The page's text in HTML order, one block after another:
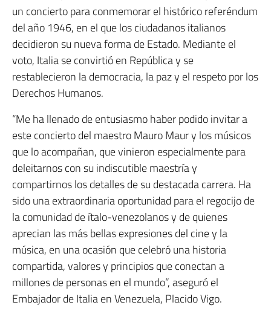
un concierto para conmemorar el histórico referéndum
del año 1946, en el que los ciudadanos italianos
decidieron su nueva forma de Estado. Mediante el
voto, Italia se convirtió en República y se
restablecieron la democracia, la paz y el respeto por los
Derechos Humanos.
“Me ha llenado de entusiasmo haber podido invitar a
este concierto del maestro Mauro Maur y los músicos
que lo acompañan, que vinieron especialmente para
deleitarnos con su indiscutible maestría y
compartirnos los detalles de su destacada carrera. Ha
sido una extraordinaria oportunidad para el regocijo de
la comunidad de ítalo-venezolanos y de quienes
aprecian las más bellas expresiones del cine y la
música, en una ocasión que celebró una historia
compartida, valores y principios que conectan a
millones de personas en el mundo”, aseguró el
Embajador de Italia en Venezuela, Placido Vigo.